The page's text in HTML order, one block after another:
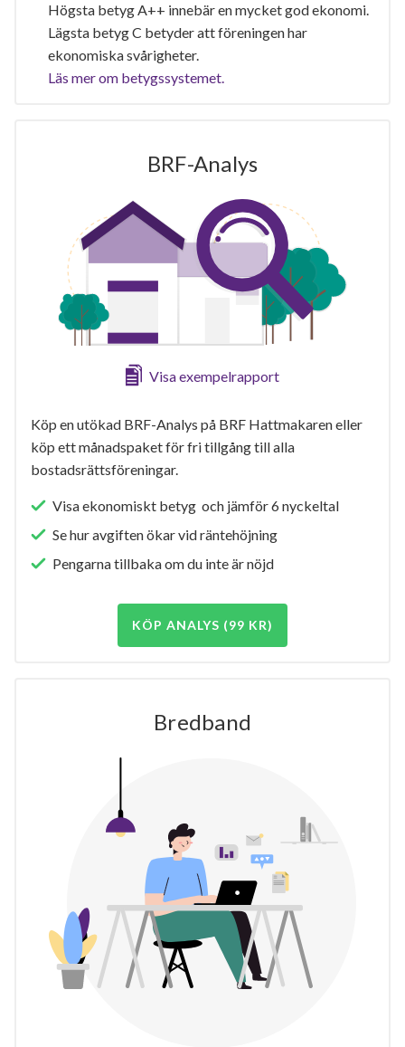
Högsta betyg A++ innebär en mycket god ekonomi.
Lägsta betyg C betyder att föreningen har
ekonomiska svårigheter.
Läs mer om betygssystemet.
BRF-Analys
Visa exempelrapport
Köp en utökad BRF-Analys på BRF Hattmakaren eller
köp ett månadspaket för fri tillgång till alla
bostadsrättsföreningar.
Visa ekonomiskt betyg och jämför 6 nyckeltal
Se hur avgiften ökar vid räntehöjning
Pengarna tillbaka om du inte är nöjd
KÖP ANALYS (99 KR)
Bredband